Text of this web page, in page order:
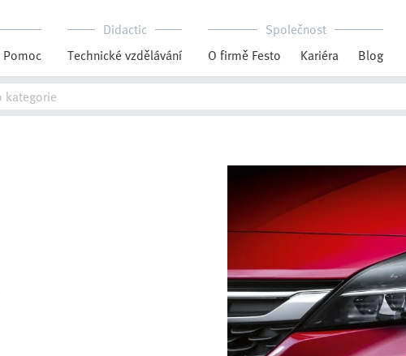
Pomoc
Didactic
Technické vzdělávání
Společnost
O firmě Festo
Kariéra Blog